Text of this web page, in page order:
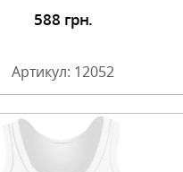
588 грн.
Артикул: 12052
Подробнее